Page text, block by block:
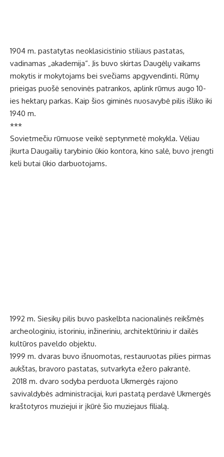
1904 m. pastatytas neoklasicistinio stiliaus pastatas,
vadinamas „akademija“. Jis buvo skirtas Daugėlų vaikams
mokytis ir mokytojams bei svečiams apgyvendinti. Rūmų
prieigas puošė senovinės patrankos, aplink rūmus augo 10-
ies hektarų parkas. Kaip šios giminės nuosavybė pilis išliko iki
1940 m.
***
Sovietmečiu rūmuose veikė septynmetė mokykla. Vėliau
įkurta Daugailių tarybinio ūkio kontora, kino salė, buvo įrengti
keli butai ūkio darbuotojams.
1992 m. Siesikų pilis buvo paskelbta nacionalinės reikšmės
archeologiniu, istoriniu, inžineriniu, architektūriniu ir dailės
kultūros paveldo objektu.
1999 m. dvaras buvo išnuomotas, restauruotas pilies pirmas
aukštas, bravoro pastatas, sutvarkyta ežero pakrantė.
2018 m. dvaro sodyba perduota Ukmergės rajono
savivaldybės administracijai, kuri pastatą perdavė Ukmergės
kraštotyros muziejui ir įkūrė šio muziejaus filialą.